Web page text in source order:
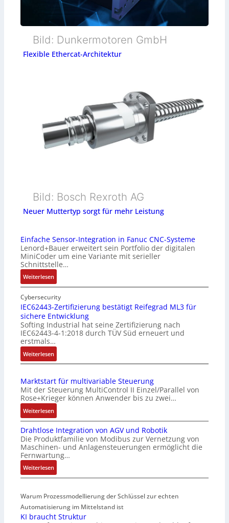
Bild: Dunkermotoren GmbH
Flexible Ethercat-Architektur
Bild: Bosch Rexroth AG
Neuer Muttertyp sorgt für mehr Leistung
Einfache Sensor-Integration in Fanuc CNC-Systeme
Lenord+Bauer erweitert sein Portfolio der digitalen
MiniCoder um eine Variante mit serieller
Schnittstelle…
Weiterlesen:
E
i
n
f
a
c
h
e
S
n
s
o
r
-
n
t
e
g
r
t
i
o
Cybersecurity
IEC62443-Zertifizierung bestätigt Reifegrad ML3 für
sichere Entwicklung
Softing Industrial hat seine Zertifizierung nach
IEC62443-4-1:2018 durch TÜV Süd erneuert und
erstmals…
Weiterlesen:
I
C
6
2
4
4
-
Z
e
r
t
f
i
z
Marktstart für multivariable Steuerung
Mit der Steuerung MultiControl II Einzel/Parallel von
Rose+Krieger können Anwender bis zu zwei…
Weiterlesen:
M
a
r
k
t
s
t
r
t
f
Drahtlose Integration von AGV und Robotik
Die Produktfamilie von Modibus zur Vernetzung von
Maschinen- und Anlagensteuerungen ermöglicht die
Fernwartung…
Weiterlesen:
D
a
h
t
Warum Prozessmodellierung der Schlüssel zur echten
Automatisierung im Mittelstand ist
KI braucht Struktur